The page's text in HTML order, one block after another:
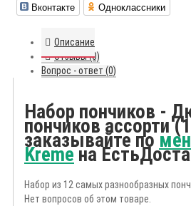
Вконтакте Одноклассники
Описание
Отзывы (0)
Вопрос - ответ (0)
Набор пончиков -
пончиков ассорти
заказывайте по
Kremeна
Набор из 12 самых разнообразных
Нет вопросов об этом товаре.